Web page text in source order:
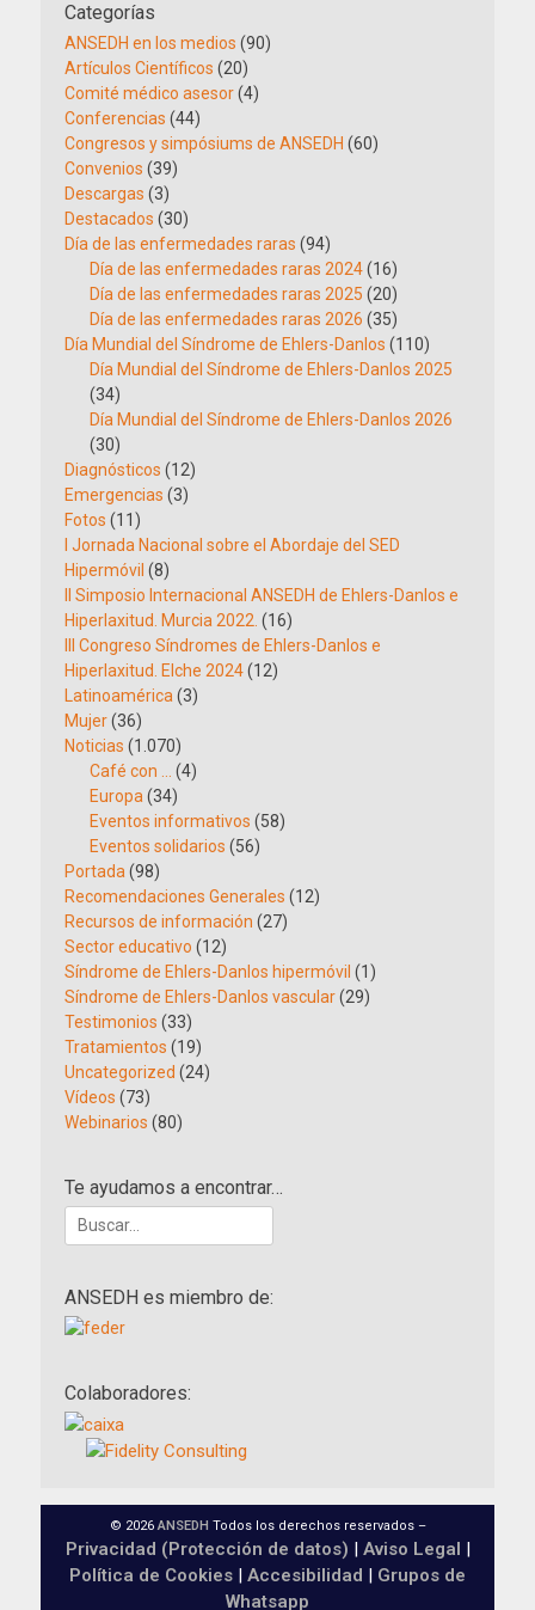
Categorías
ANSEDH en los medios (90)
Artículos Científicos (20)
Comité médico asesor(4)
Conferencias (44)
Congresos y simpósiums de ANSEDH (60)
Convenios (39)
Descargas (3)
Destacados (30)
Día de las enfermedades raras (94)
Día de las enfermedades raras 2024(16)
Día de las enfermedades raras 2025 (20)
Día de las enfermedades raras 2026 (35)
Día Mundial del Síndrome de Ehlers-Danlos (110)
Día Mundial del Síndrome de Ehlers-Danlos 2025
(34)
Día Mundial del Síndrome de Ehlers-Danlos 2026
(30)
Diagnósticos (12)
Emergencias (3)
Fotos (11)
I Jornada Nacional sobre el Abordaje del SED
Hipermóvil (8)
II Simposio Internacional ANSEDH de Ehlers-Danlos e
Hiperlaxitud. Murcia 2022. (16)
III Congreso Síndromes de Ehlers-Danlos e
Hiperlaxitud. Elche 2024(12)
Latinoamérica (3)
Mujer(36)
Noticias (1.070)
Café con …
(4)
Europa (34)
Eventos informativos (58)
Eventos solidarios (56)
Portada (98)
Recomendaciones Generales (12)
Recursos de información (27)
Sector educativo (12)
Síndrome de Ehlers-Danlos hipermóvil (1)
Síndrome de Ehlers-Danlos vascular(29)
Testimonios (33)
Tratamientos (19)
Uncategorized (24)
Vídeos (73)
Webinarios (80)
Te ayudamos a encontrar…
Buscar:
ANSEDH es miembro de:
Colaboradores:
© 2026ANSEDH Todos los derechos reservados –
Privacidad (Protección de datos) | Aviso Legal |
Política de Cookies | Accesibilidad | Grupos de
Whatsapp